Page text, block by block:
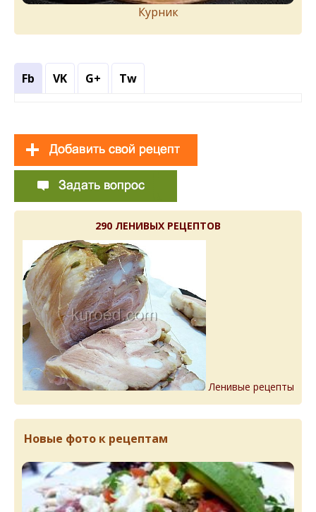
Курник
Fb VK G+ Tw
290 ЛЕНИВЫХ РЕЦЕПТОВ
Ленивые рецепты
Новые фото к рецептам